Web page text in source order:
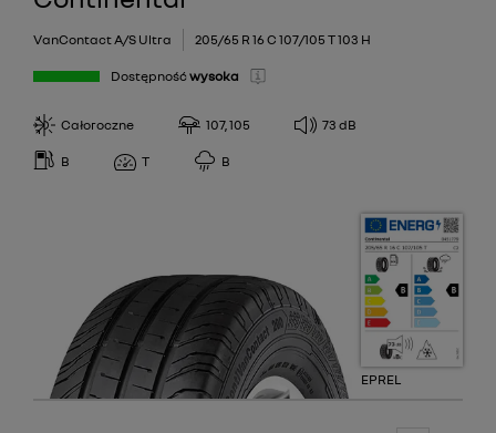
VanContact A/S Ultra 205/65 R 16 C 107/105 T 103 H
Dostępność wysoka
Całoroczne 107, 105 73 dB
B T B
EPREL